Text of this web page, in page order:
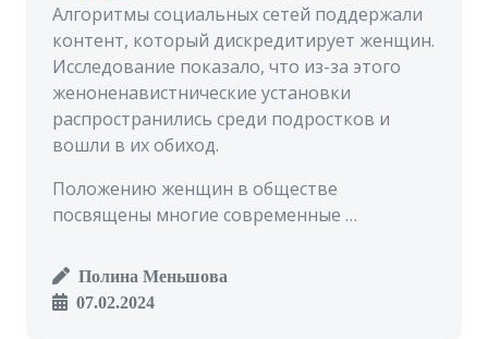
Алгоритмы социальных сетей поддержали
контент, который дискредитирует женщин.
Исследование показало, что из-за этого
женоненавистнические установки
распространились среди подростков и
вошли в их обиход.
Положению женщин в обществе
посвящены многие современные …
Полина Меньшова
07.02.2024